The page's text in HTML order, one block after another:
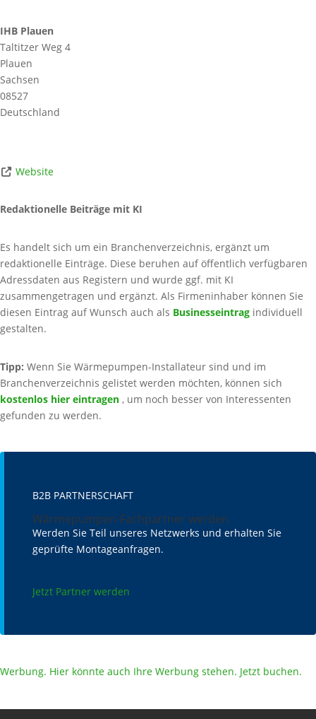
IHB Plauen
Taltitzer Weg 4
Plauen
Sachsen
08527
Deutschland
Website
Redaktionelle Beiträge mit KI
Es handelt sich um ein Branchenverzeichnis, ergänzt um
redaktionelle Einträge. Diese beruhen auf öffentlich verfügbaren
Adressdaten aus Registern und wurde ggf. mit KI
zusammengetragen und ergänzt. Als Firmeninhaber können Sie
diesen Eintrag auf Wunsch auch als Businesseintrag individuell
gestalten.
Tipp: Wenn Sie Wärmepumpen-Installateur sind und im
Branchenverzeichnis gelistet werden möchten, können sich
kostenlos hier eintragen , um noch besser von Interessenten
gefunden zu werden.
B2B PARTNERSCHAFT
Wärmepumpen-Fachpartner werden
Werden Sie Teil unseres Netzwerks und erhalten Sie
geprüfte Montageanfragen.
Jetzt Partner werden
Werbung. Hier könnte auch Ihre Werbung stehen. Jetzt buchen.